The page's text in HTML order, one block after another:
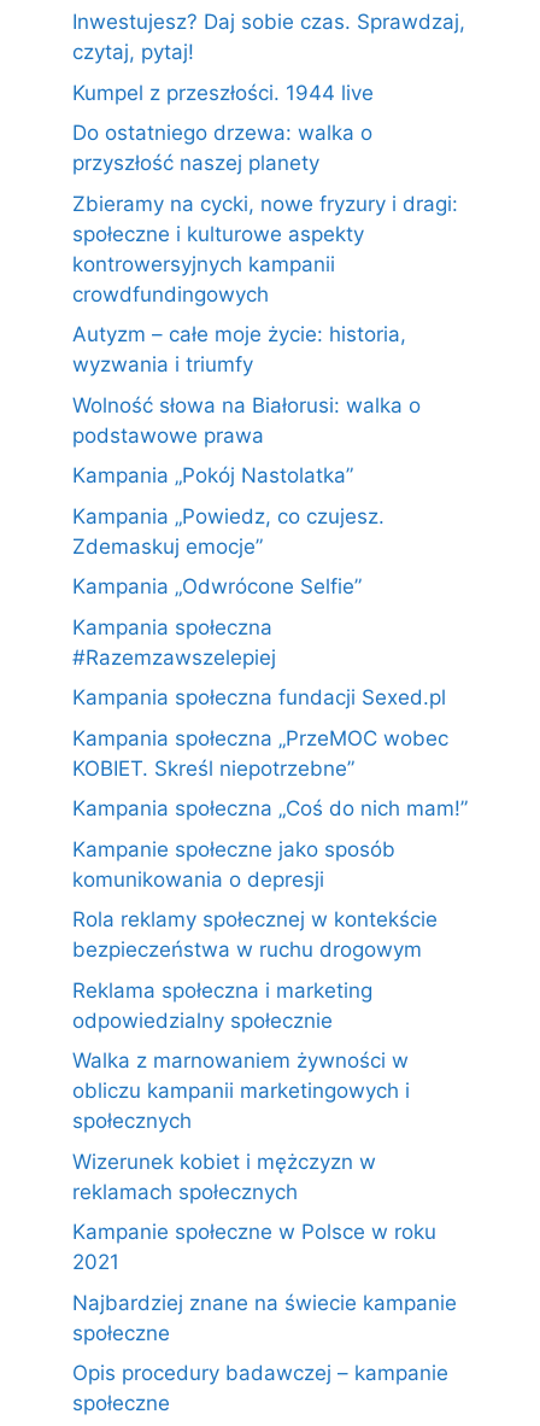
Inwestujesz? Daj sobie czas. Sprawdzaj,
czytaj, pytaj!
Kumpel z przeszłości. 1944 live
Do ostatniego drzewa: walka o
przyszłość naszej planety
Zbieramy na cycki, nowe fryzury i dragi:
społeczne i kulturowe aspekty
kontrowersyjnych kampanii
crowdfundingowych
Autyzm – całe moje życie: historia,
wyzwania i triumfy
Wolność słowa na Białorusi: walka o
podstawowe prawa
Kampania „Pokój Nastolatka”
Kampania „Powiedz, co czujesz.
Zdemaskuj emocje”
Kampania „Odwrócone Selfie”
Kampania społeczna
#Razemzawszelepiej
Kampania społeczna fundacji Sexed.pl
Kampania społeczna „PrzeMOC wobec
KOBIET. Skreśl niepotrzebne”
Kampania społeczna „Coś do nich mam!”
Kampanie społeczne jako sposób
komunikowania o depresji
Rola reklamy społecznej w kontekście
bezpieczeństwa w ruchu drogowym
Reklama społeczna i marketing
odpowiedzialny społecznie
Walka z marnowaniem żywności w
obliczu kampanii marketingowych i
społecznych
Wizerunek kobiet i mężczyzn w
reklamach społecznych
Kampanie społeczne w Polsce w roku
2021
Najbardziej znane na świecie kampanie
społeczne
Opis procedury badawczej – kampanie
społeczne